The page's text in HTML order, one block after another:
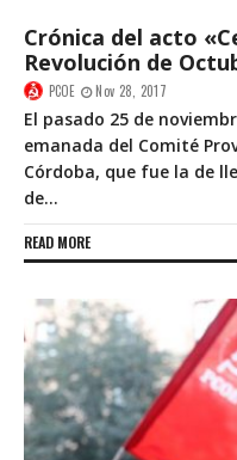
Crónica del acto
Revolución de
PCOE Nov 28, 2017
El pasado 25 de
emanada del Comité
Córdoba, que fue la de
de...
READ MORE